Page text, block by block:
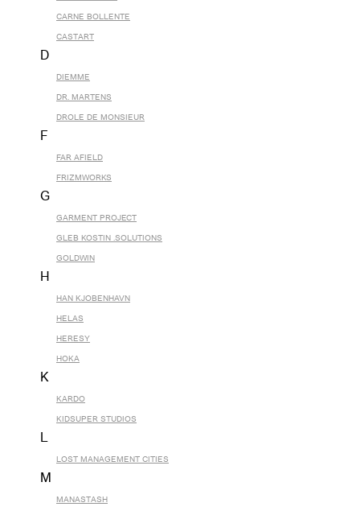
CARNE BOLLENTE
CASTART
D
DIEMME
DR. MARTENS
DROLE DE MONSIEUR
F
FAR AFIELD
FRIZMWORKS
G
GARMENT PROJECT
GLEB KOSTIN .SOLUTIONS
GOLDWIN
H
HAN KJOBENHAVN
HELAS
HERESY
HOKA
K
KARDO
KIDSUPER STUDIOS
L
LOST MANAGEMENT CITIES
M
MANASTASH